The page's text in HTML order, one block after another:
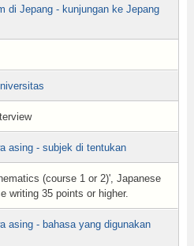
di Jepang - kunjungan ke Jepang
asing - subjek di tentukan
(course 1 or 2)', Japanese
writing 35 points or higher.
asing - bahasa yang digunakan